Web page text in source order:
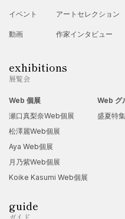
イベント
動画
アートセレクション
作家インタビュー
exhibitions
展覧会
Web 個展
瀬口真梨奈Web個展
松澤麗Web個展
Aya Web個展
月乃紫Web個展
Koike Kasumi Web個展
Web グ
盛夏特
guide
ガイド